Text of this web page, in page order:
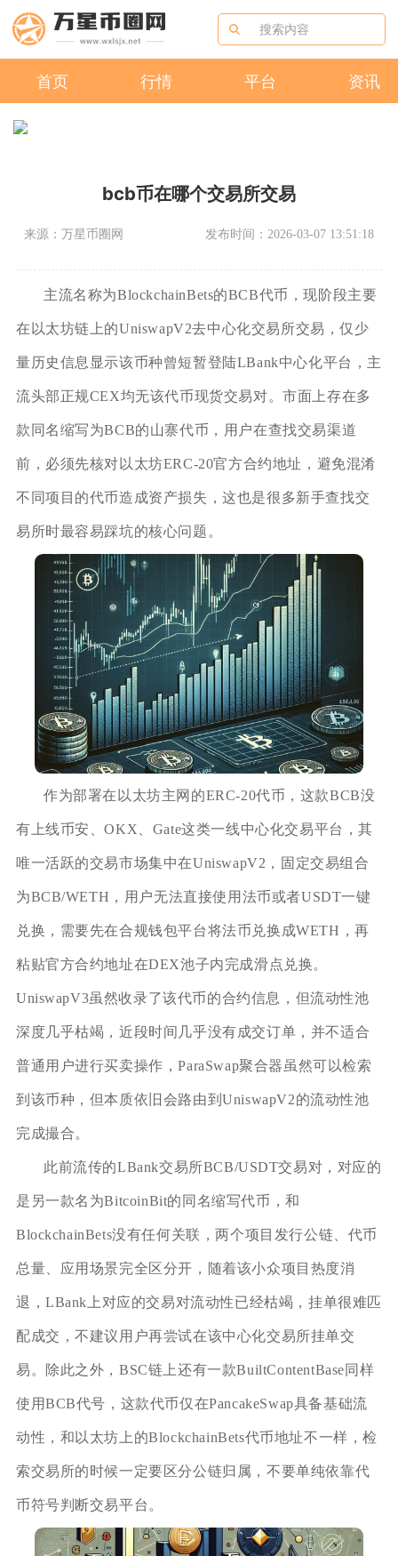
首页 行情 平台 资讯
bcb币在哪个交易所交易
来源：万星币圈网 发布时间：2026-03-07 13:51:18
主流名称为BlockchainBets的BCB代币，现阶段主要
在以太坊链上的UniswapV2去中心化交易所交易，仅少
量历史信息显示该币种曾短暂登陆LBank中心化平台，主
流头部正规CEX均无该代币现货交易对。市面上存在多
款同名缩写为BCB的山寨代币，用户在查找交易渠道
前，必须先核对以太坊ERC-20官方合约地址，避免混淆
不同项目的代币造成资产损失，这也是很多新手查找交
易所时最容易踩坑的核心问题。
作为部署在以太坊主网的ERC-20代币，这款BCB没
有上线币安、OKX、Gate这类一线中心化交易平台，其
唯一活跃的交易市场集中在UniswapV2，固定交易组合
为BCB/WETH，用户无法直接使用法币或者USDT一键
兑换，需要先在合规钱包平台将法币兑换成WETH，再
粘贴官方合约地址在DEX池子内完成滑点兑换。
UniswapV3虽然收录了该代币的合约信息，但流动性池
深度几乎枯竭，近段时间几乎没有成交订单，并不适合
普通用户进行买卖操作，ParaSwap聚合器虽然可以检索
到该币种，但本质依旧会路由到UniswapV2的流动性池
完成撮合。
此前流传的LBank交易所BCB/USDT交易对，对应的
是另一款名为BitcoinBit的同名缩写代币，和
BlockchainBets没有任何关联，两个项目发行公链、代币
总量、应用场景完全区分开，随着该小众项目热度消
退，LBank上对应的交易对流动性已经枯竭，挂单很难匹
配成交，不建议用户再尝试在该中心化交易所挂单交
易。除此之外，BSC链上还有一款BuiltContentBase同样
使用BCB代号，这款代币仅在PancakeSwap具备基础流
动性，和以太坊上的BlockchainBets代币地址不一样，检
索交易所的时候一定要区分公链归属，不要单纯依靠代
币符号判断交易平台。